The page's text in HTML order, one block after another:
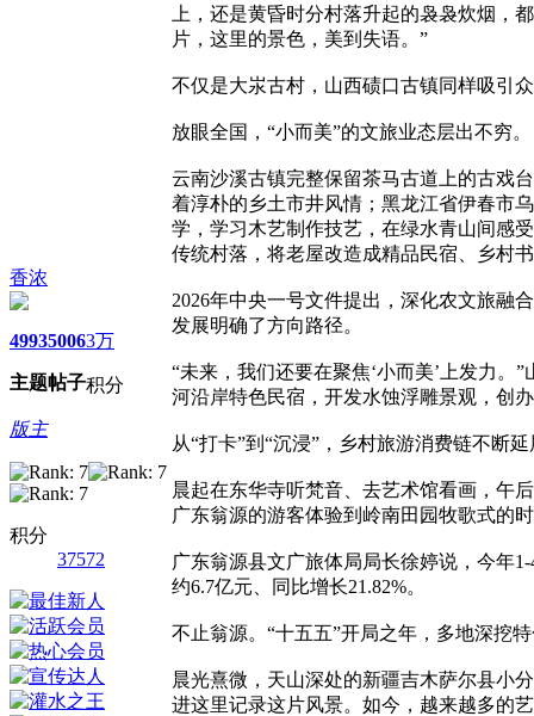
香浓
4993
主题
5006
帖子
3万
积分
版主
积分
37572
上，还是黄昏时分村落升起的袅袅炊烟，
片，这里的景色，美到失语。”
不仅是大汖古村，山西碛口古镇同样吸引
放眼全国，“小而美”的文旅业态层出不穷。
云南沙溪古镇完整保留茶马古道上的古戏
着淳朴的乡土市井风情；黑龙江省伊春市
学，学习木艺制作技艺，在绿水青山间感
传统村落，将老屋改造成精品民宿、乡村
2026年中央一号文件提出，深化农文旅融
发展明确了方向路径。
“未来，我们还要在聚焦‘小而美’上发力
河沿岸特色民宿，开发水蚀浮雕景观，创
从“打卡”到“沉浸”，乡村旅游消费链不断
晨起在东华寺听梵音、去艺术馆看画，
广东翁源的游客体验到岭南田园牧歌式的
广东翁源县文广旅体局局长徐婷说，今年
约6.7亿元、同比增长21.82%。
不止翁源。“十五五”开局之年，多地深挖
晨光熹微，天山深处的新疆吉木萨尔县小
进这里记录这片风景。如今，越来越多的